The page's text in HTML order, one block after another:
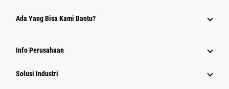
Ada Yang Bisa Kami Bantu?
Info Perusahaan
Solusi Industri